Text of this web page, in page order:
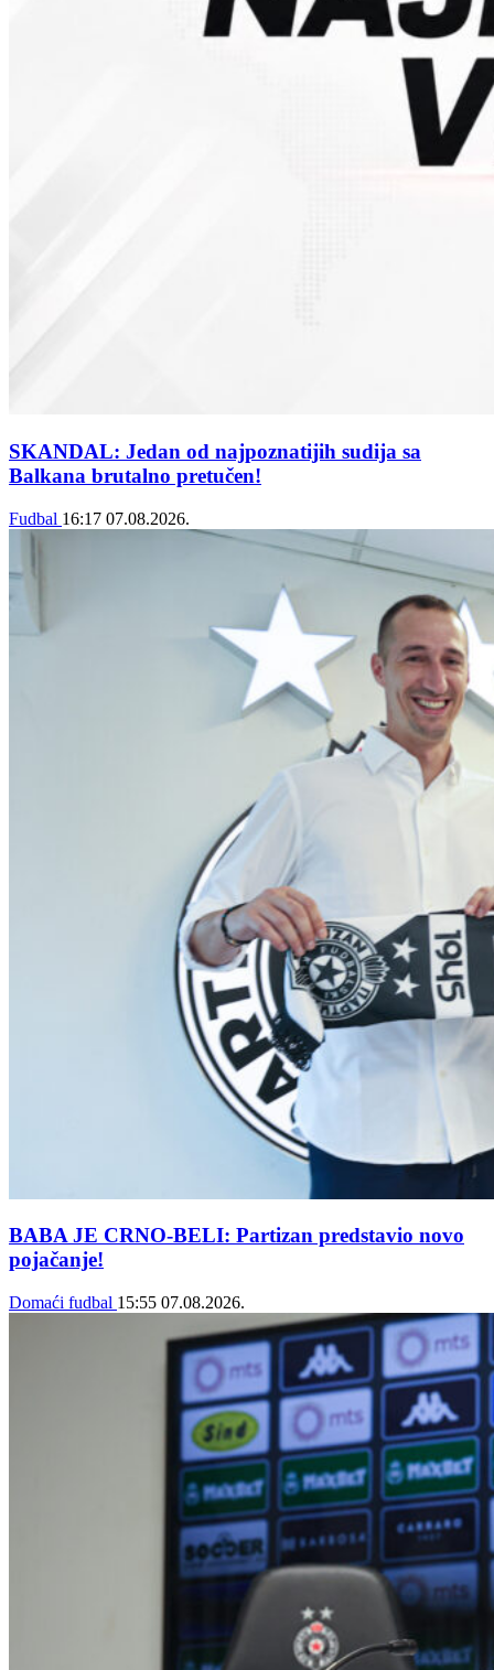
SKANDAL: Jedan od najpoznatijih sudija sa
Balkana brutalno pretučen!
Fudbal 16:17 07.08.2026.
BABA JE CRNO-BELI: Partizan predstavio novo
pojačanje!
Domaći fudbal 15:55 07.08.2026.